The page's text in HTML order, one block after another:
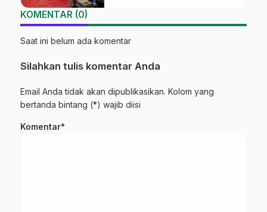
KOMENTAR (0)
Saat ini belum ada komentar
Silahkan tulis komentar Anda
Email Anda tidak akan dipublikasikan. Kolom yang
bertanda bintang (*) wajib diisi
Komentar*